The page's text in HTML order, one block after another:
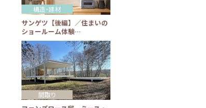
サンゲツ【後編】／住まいの
ショールーム体験…
構造・建材
間取り